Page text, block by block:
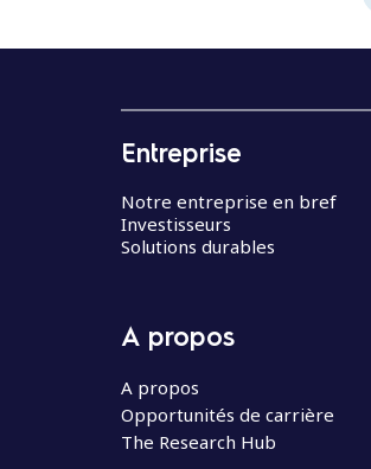
Entreprise
Notre entreprise en bref
Investisseurs
Solutions durables
A propos
A propos
Opportunités de carrière
The Research Hub